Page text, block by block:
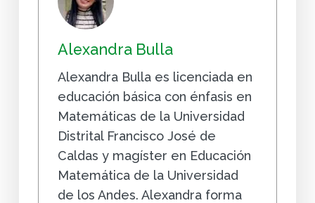
Alexandra Bulla
Alexandra Bulla es licenciada en
educación básica con énfasis en
Matemáticas de la Universidad
Distrital Francisco José de
Caldas y magíster en Educación
Matemática de la Universidad
de los Andes. Alexandra forma